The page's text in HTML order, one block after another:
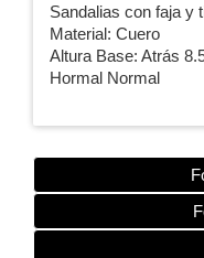
Sandalias con faja y
Material: Cuero
Altura Base: Atrás
Hormal Normal